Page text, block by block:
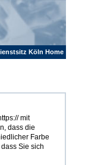
Köln Home
mit
dass die
Farbe
Sie sich